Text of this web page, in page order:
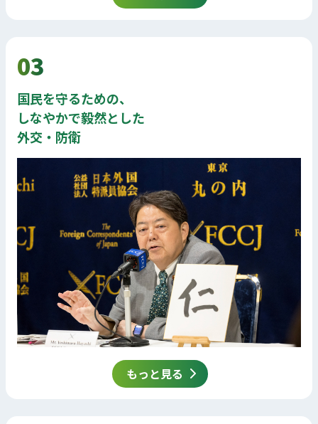
03
国民を守るための、
しなやかで毅然とした
外交・防衛
もっと見る